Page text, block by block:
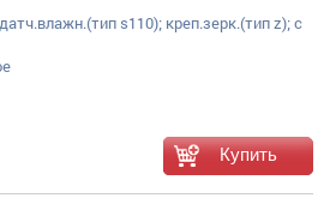
s110); креп.зерк.(тип z); с